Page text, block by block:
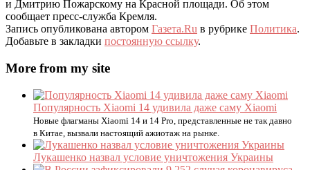
и Дмитрию Пожарскому на Красной площади. Об этом
сообщает пресс-служба Кремля.
Запись опубликована автором Газета.Ru в рубрике Политика.
Добавьте в закладки постоянную ссылку.
More from my site
Популярность Xiaomi 14 удивила даже саму Xiaomi
Новые флагманы Xiaomi 14 и 14 Pro, представленные не так давно
в Китае, вызвали настоящий ажиотаж на рынке.
Лукашенко назвал условие уничтожения Украины